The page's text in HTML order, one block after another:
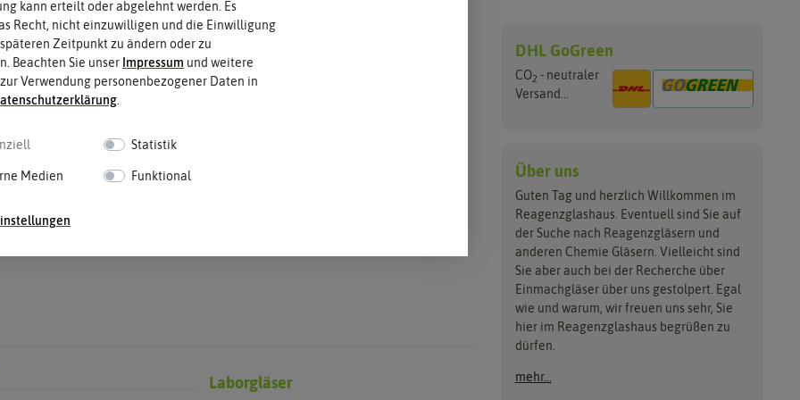
ubvers
chlüss
e
nzglas
klam
mern
Reinigung
Zahlungsarten
Paypal Lastschrift
Laborgläser
DHL GoGreen
CO2 - neutraler
Versand...
Über uns
Guten Tag und herzlich Willkommen im
Reagenzglashaus. Eventuell sind Sie auf
der Suche nach Reagenzgläsern und
anderen Chemie Gläsern. Vielleicht sind
Sie aber auch bei der Recherche über
Einmachgläser über uns gestolpert. Egal
wie und warum, wir freuen uns sehr, Sie
hier im Reagenzglashaus begrüßen zu
dürfen.
mehr...
kann erteilt oder abgelehnt werden. Es
Recht, nicht einzuwilligen und die Einwilligung
Zeitpunkt zu ändern oder zu
Beachten Sie unser Impressum und weitere
Verwendung personenbezogener Daten in
Statistik
Medien Funktional